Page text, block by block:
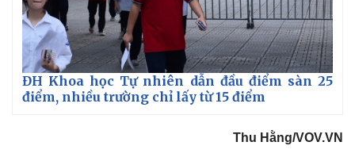
ĐH Khoa học Tự nhiên dẫn đầu điểm sàn 25
điểm, nhiều trường chỉ lấy từ 15 điểm
Thu Hằng/VOV.VN